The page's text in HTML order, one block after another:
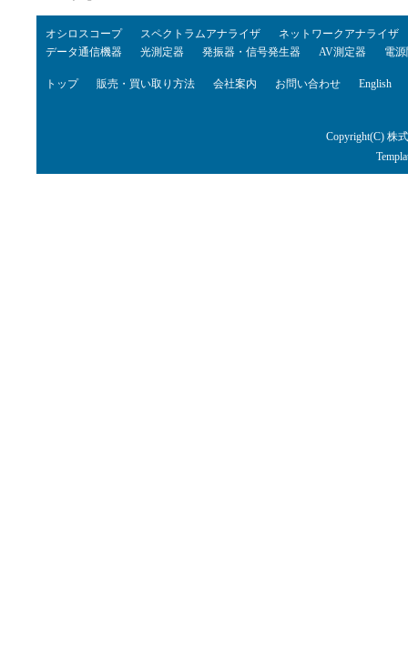
オシロスコープ スペクトラムアナライザ
ネットワークアナライザ
データ通信機器
光測定器 発振器・信号発生器 AV測定器 電
トップ 販売・買い取り方法 会社案内 お問い合わせ English
Copyright(C) 株